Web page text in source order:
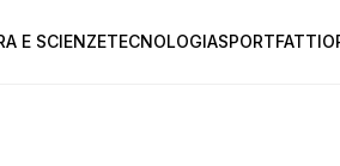
E SCIENZETECNOLOGIASPORTFATTI